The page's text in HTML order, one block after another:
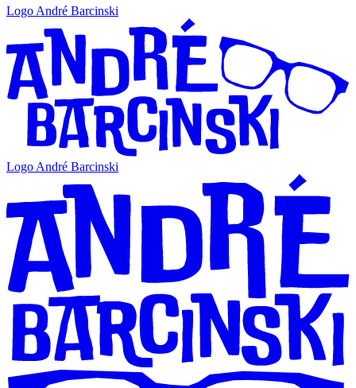
Logo André Barcinski
Logo André Barcinski